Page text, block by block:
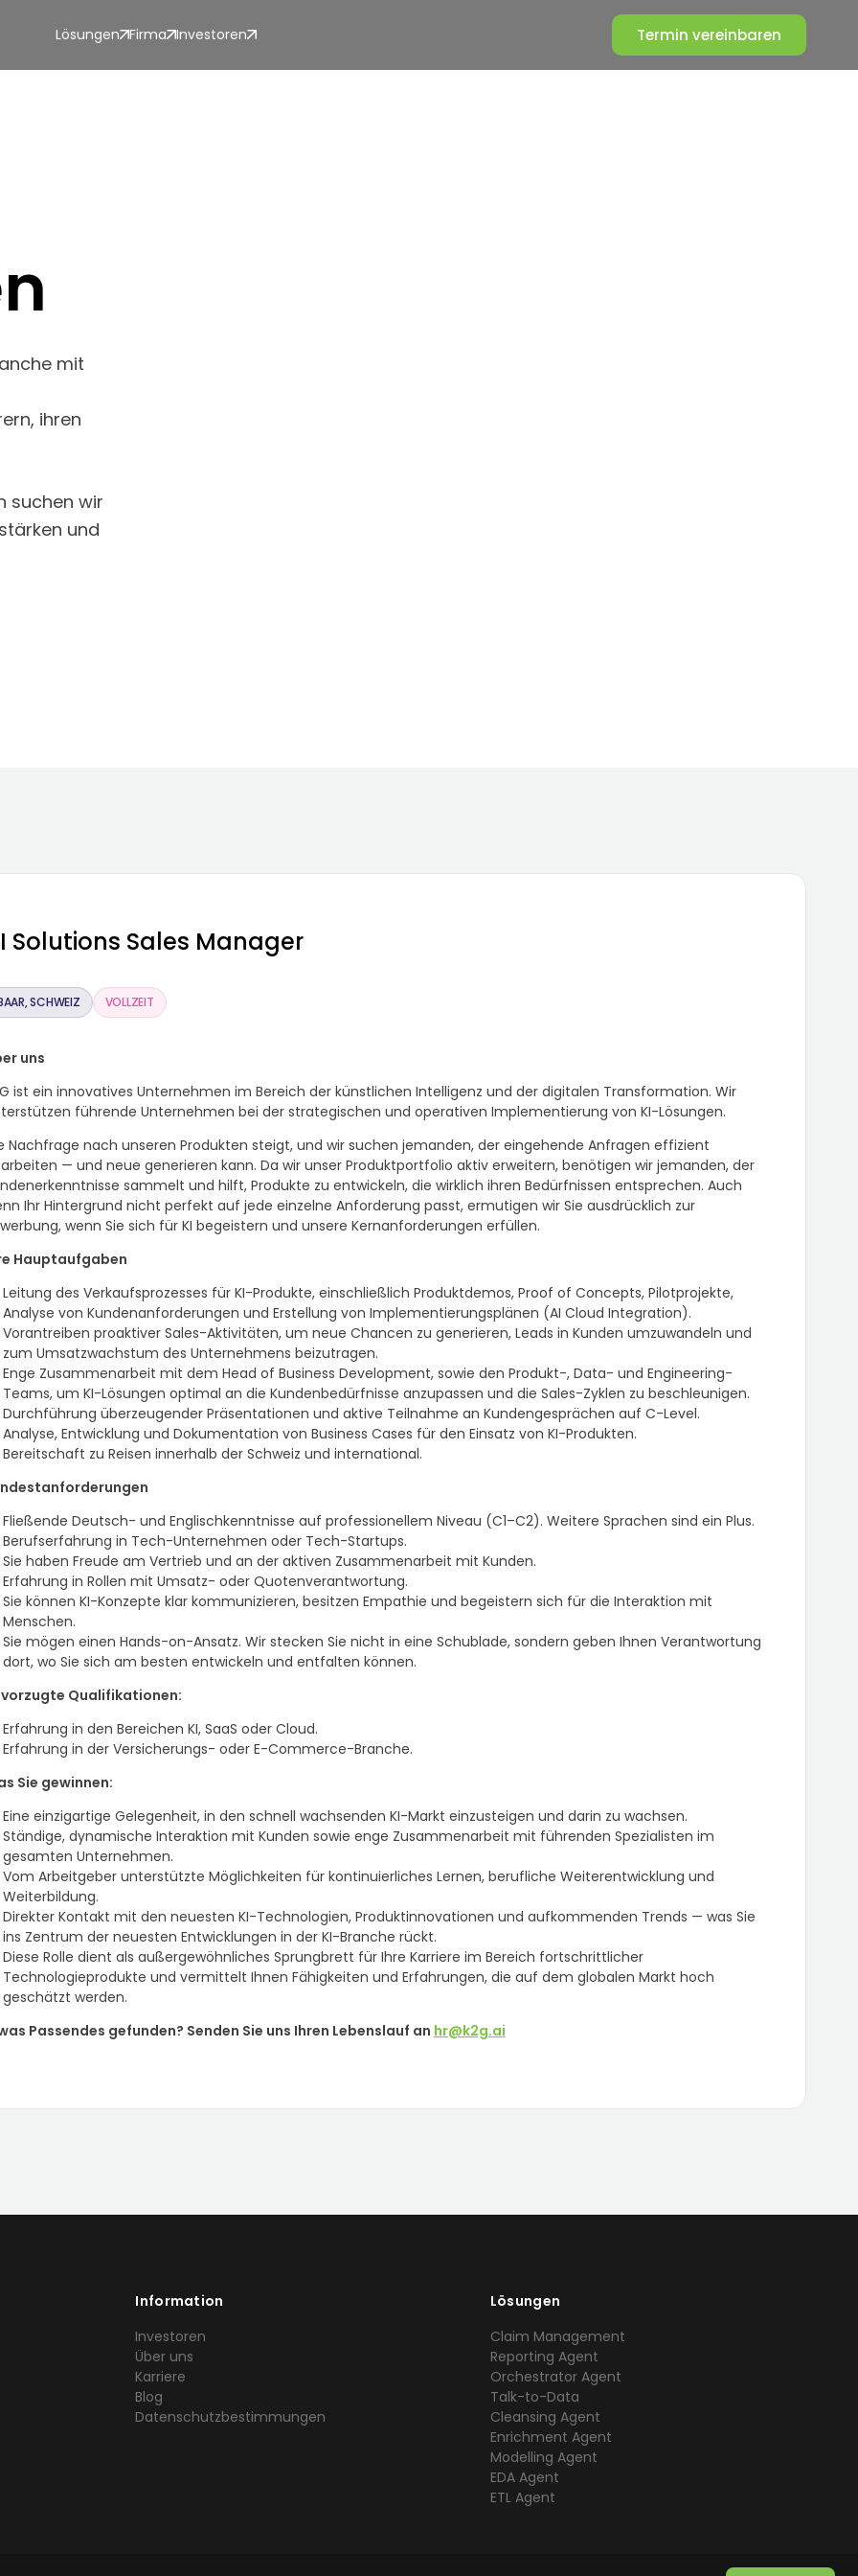
Lösungen Firma Investoren Termin vereinbaren
mit
ihren
suchen wir
und
Solutions Sales Manager
SCHWEIZ VOLLZEIT
uns
ist ein innovatives Unternehmen im Bereich der künstlichen Intelligenz und der digitalen Transformation. Wir
führende Unternehmen bei der strategischen und operativen Implementierung von KI-Lösungen.
Nachfrage nach unseren Produkten steigt, und wir suchen jemanden, der eingehende Anfragen effizient
— und neue generieren kann. Da wir unser Produktportfolio aktiv erweitern, benötigen wir jemanden, der
sammelt und hilft, Produkte zu entwickeln, die wirklich ihren Bedürfnissen entsprechen. Auch
Ihr Hintergrund nicht perfekt auf jede einzelne Anforderung passt, ermutigen wir Sie ausdrücklich zur
wenn Sie sich für KI begeistern und unsere Kernanforderungen erfüllen.
Hauptaufgaben
Leitung des Verkaufsprozesses für KI-Produkte, einschließlich Produktdemos, Proof of Concepts, Pilotprojekte,
Analyse von Kundenanforderungen und Erstellung von Implementierungsplänen (AI Cloud Integration).
Vorantreiben proaktiver Sales-Aktivitäten, um neue Chancen zu generieren, Leads in Kunden umzuwandeln und
zum Umsatzwachstum des Unternehmens beizutragen.
Enge Zusammenarbeit mit dem Head of Business Development, sowie den Produkt-, Data- und Engineering-
Teams, um KI-Lösungen optimal an die Kundenbedürfnisse anzupassen und die Sales-Zyklen zu beschleunigen.
Durchführung überzeugender Präsentationen und aktive Teilnahme an Kundengesprächen auf C-Level.
Analyse, Entwicklung und Dokumentation von Business Cases für den Einsatz von KI-Produkten.
Bereitschaft zu Reisen innerhalb der Schweiz und international.
Fließende Deutsch- und Englischkenntnisse auf professionellem Niveau (C1–C2). Weitere Sprachen sind ein Plus.
Berufserfahrung in Tech-Unternehmen oder Tech-Startups.
Sie haben Freude am Vertrieb und an der aktiven Zusammenarbeit mit Kunden.
Erfahrung in Rollen mit Umsatz- oder Quotenverantwortung.
Sie können KI-Konzepte klar kommunizieren, besitzen Empathie und begeistern sich für die Interaktion mit
Menschen.
Sie mögen einen Hands-on-Ansatz. Wir stecken Sie nicht in eine Schublade, sondern geben Ihnen Verantwortung
dort, wo Sie sich am besten entwickeln und entfalten können.
Qualifikationen:
Erfahrung in den Bereichen KI, SaaS oder Cloud.
Erfahrung in der Versicherungs- oder E-Commerce-Branche.
Sie gewinnen:
Eine einzigartige Gelegenheit, in den schnell wachsenden KI-Markt einzusteigen und darin zu wachsen.
Ständige, dynamische Interaktion mit Kunden sowie enge Zusammenarbeit mit führenden Spezialisten im
gesamten Unternehmen.
Vom Arbeitgeber unterstützte Möglichkeiten für kontinuierliches Lernen, berufliche Weiterentwicklung und
Weiterbildung.
Direkter Kontakt mit den neuesten KI-Technologien, Produktinnovationen und aufkommenden Trends — was Sie
ins Zentrum der neuesten Entwicklungen in der KI-Branche rückt.
Diese Rolle dient als außergewöhnliches Sprungbrett für Ihre Karriere im Bereich fortschrittlicher
Technologieprodukte und vermittelt Ihnen Fähigkeiten und Erfahrungen, die auf dem globalen Markt hoch
geschätzt werden.
Passendes gefunden? Senden Sie uns Ihren Lebenslauf an hr@k2g.ai
Information
Investoren
Über uns
Karriere
Blog
Datenschutzbestimmungen
Lösungen
Claim Management
Reporting Agent
Orchestrator Agent
Talk-to-Data
Cleansing Agent
Enrichment Agent
Modelling Agent
EDA Agent
ETL Agent